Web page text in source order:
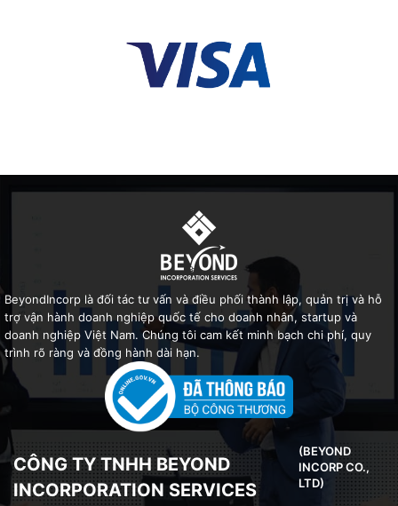
BeyondIncorp là đối tác tư vấn và điều phối thành lập, quản trị và hỗ
trợ vận hành doanh nghiệp quốc tế cho doanh nhân, startup và
doanh nghiệp Việt Nam. Chúng tôi cam kết minh bạch chi phí, quy
trình rõ ràng và đồng hành dài hạn.
CÔNG TY TNHH BEYOND
INCORPORATION SERVICES
(BEYOND
INCORP CO.,
LTD)